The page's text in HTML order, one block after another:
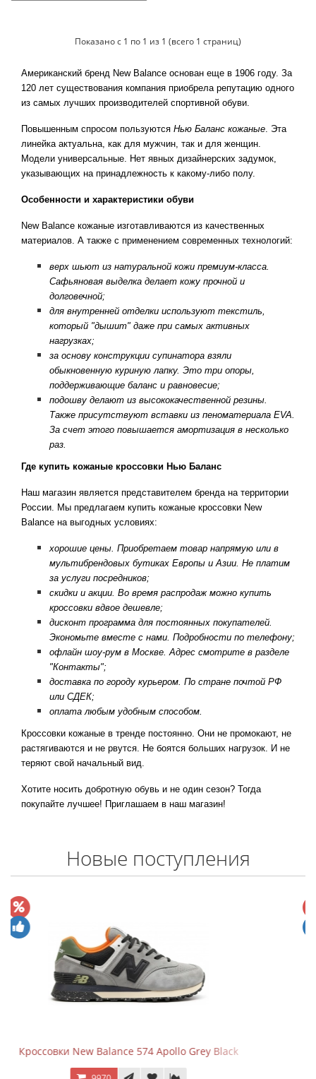
Показано с 1 по 1 из 1 (всего 1 страниц)
Американский бренд New Balance основан еще в 1906 году. За
120 лет существования компания приобрела репутацию одного
из самых лучших производителей спортивной обуви.
Повышенным спросом пользуются Нью Баланс кожаные. Эта
линейка актуальна, как для мужчин, так и для женщин.
Модели универсальные. Нет явных дизайнерских задумок,
указывающих на принадлежность к какому-либо полу.
Особенности и характеристики обуви
New Balance кожаные изготавливаются из качественных
материалов. А также с применением современных технологий:
верх шьют из натуральной кожи премиум-класса.
Сафьяновая выделка делает кожу прочной и
долговечной;
для внутренней отделки используют текстиль,
который "дышит" даже при самых активных
нагрузках;
за основу конструкции супинатора взяли
обыкновенную куриную лапку. Это три опоры,
поддерживающие баланс и равновесие;
подошву делают из высококачественной резины.
Также присутствуют вставки из пеноматериала EVA.
За счет этого повышается амортизация в несколько
раз.
Где купить кожаные кроссовки Нью Баланс
Наш магазин является представителем бренда на территории
России. Мы предлагаем купить кожаные кроссовки New
Balance на выгодных условиях:
хорошие цены. Приобретаем товар напрямую или в
мультибрендовых бутиках Европы и Азии. Не платим
за услуги посредников;
скидки и акции. Во время распродаж можно купить
кроссовки вдвое дешевле;
дисконт программа для постоянных покупателей.
Экономьте вместе с нами. Подробности по телефону;
офлайн шоу-рум в Москве. Адрес смотрите в разделе
"Контакты";
доставка по городу курьером. По стране почтой РФ
или СДЕК;
оплата любым удобным способом.
Кроссовки кожаные в тренде постоянно. Они не промокают, не
растягиваются и не рвутся. Не боятся больших нагрузок. И не
теряют свой начальный вид.
Хотите носить добротную обувь и не один сезон? Тогда
покупайте лучшее! Приглашаем в наш магазин!
Новые поступления
Кроссовки New Balance 574 Mushroom Sea